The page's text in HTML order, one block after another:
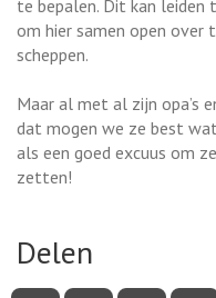
te bepalen. Dit kan
om hier samen open over
scheppen.
Maar al met al zijn opa’s
dat mogen we ze best
als een goed excuus om
zetten!
Delen